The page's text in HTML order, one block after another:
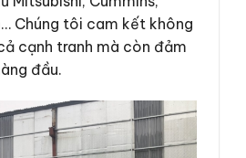
Chúng tôi cam kết không
cạnh tranh mà còn đảm
đầu.